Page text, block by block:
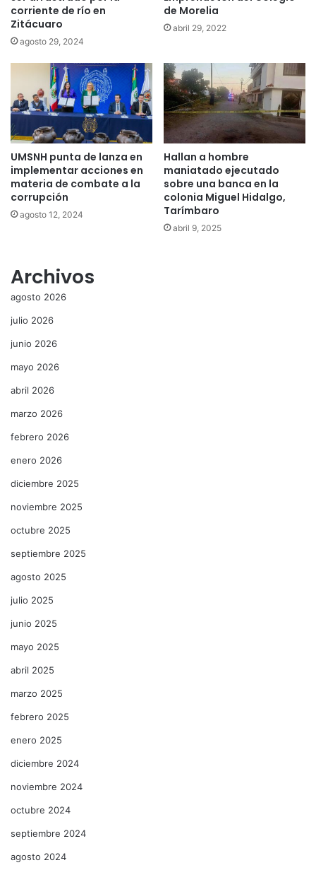
corriente de río en
Zitácuaro
agosto 29, 2024
de Morelia
abril 29, 2022
UMSNH punta de lanza en
implementar acciones en
materia de combate a la
corrupción
agosto 12, 2024
Hallan a hombre
maniatado ejecutado
sobre una banca en la
colonia Miguel Hidalgo,
Tarímbaro
abril 9, 2025
Archivos
agosto 2026
julio 2026
junio 2026
mayo 2026
abril 2026
marzo 2026
febrero 2026
enero 2026
diciembre 2025
noviembre 2025
octubre 2025
septiembre 2025
agosto 2025
julio 2025
junio 2025
mayo 2025
abril 2025
marzo 2025
febrero 2025
enero 2025
diciembre 2024
noviembre 2024
octubre 2024
septiembre 2024
agosto 2024